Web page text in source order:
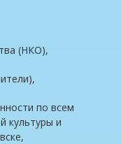
(НКО),
по всем
культуры и